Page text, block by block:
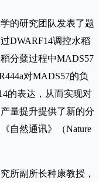
的研究团队发表了题
DWARF14调控水稻
分蘖过程中MADS57
对MADS57的负
的表达，从而实现对
量提升提供了新的分
自然通讯》（Nature
所副所长种康教授，